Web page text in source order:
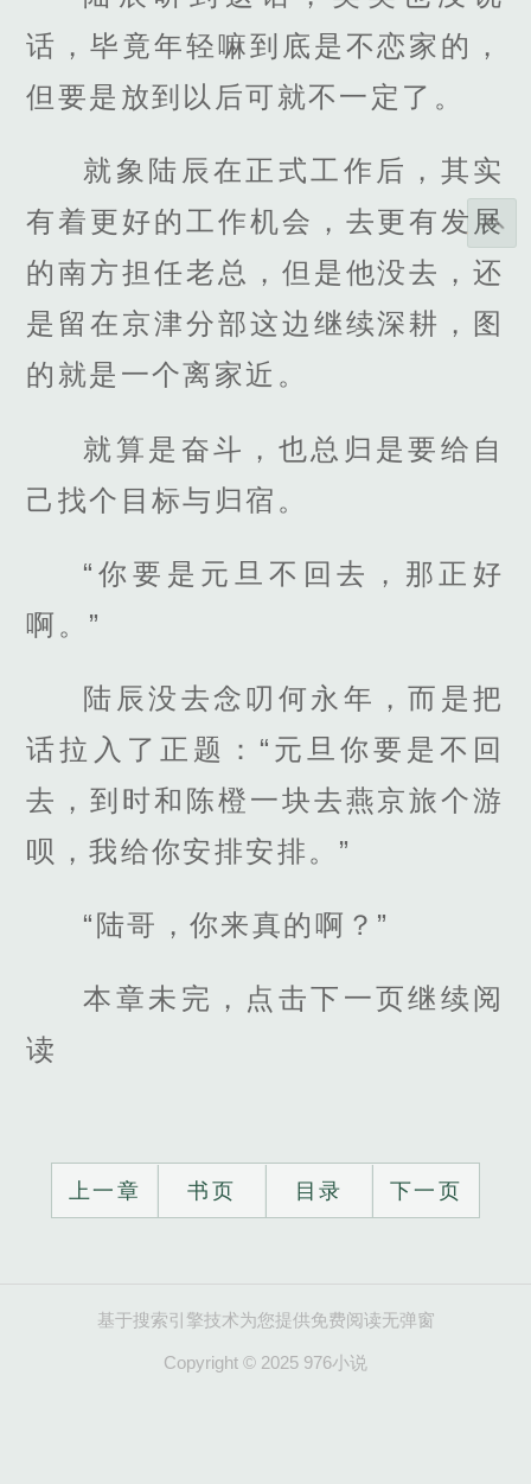
话，毕竟年轻嘛到底是不恋家的，
但要是放到以后可就不一定了。
就象陆辰在正式工作后，其实
有着更好的工作机会，去更有发展
的南方担任老总，但是他没去，还
是留在京津分部这边继续深耕，图
的就是一个离家近。
就算是奋斗，也总归是要给自
己找个目标与归宿。
“你要是元旦不回去，那正好
啊。”
陆辰没去念叨何永年，而是把
话拉入了正题：“元旦你要是不回
去，到时和陈橙一块去燕京旅个游
呗，我给你安排安排。”
“陆哥，你来真的啊？”
本章未完，点击下一页继续阅
读
上一章 书页 目录 下一页
基于搜索引擎技术为您提供免费阅读无弹窗
Copyright © 2025 976小说